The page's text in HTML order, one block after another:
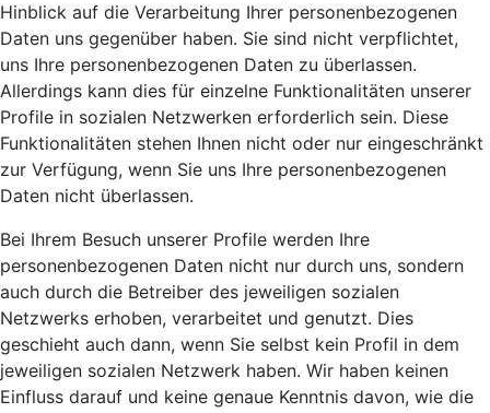
Hinblick auf die Verarbeitung Ihrer personenbezogenen
Daten uns gegenüber haben. Sie sind nicht verpflichtet,
uns Ihre personenbezogenen Daten zu überlassen.
Allerdings kann dies für einzelne Funktionalitäten unserer
Profile in sozialen Netzwerken erforderlich sein. Diese
Funktionalitäten stehen Ihnen nicht oder nur eingeschränkt
zur Verfügung, wenn Sie uns Ihre personenbezogenen
Daten nicht überlassen.
Bei Ihrem Besuch unserer Profile werden Ihre
personenbezogenen Daten nicht nur durch uns, sondern
auch durch die Betreiber des jeweiligen sozialen
Netzwerks erhoben, verarbeitet und genutzt. Dies
geschieht auch dann, wenn Sie selbst kein Profil in dem
jeweiligen sozialen Netzwerk haben. Wir haben keinen
Einfluss darauf und keine genaue Kenntnis davon, wie die